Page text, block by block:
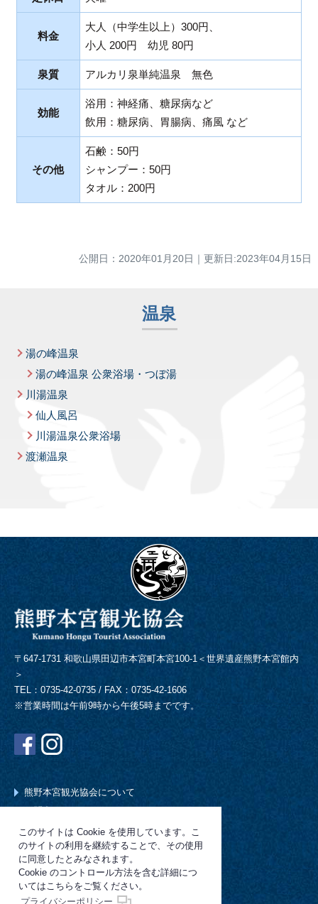
このサイトは Cookie を使用しています。こ
のサイトの利用を継続することで、その使用
に同意したとみなされます。
Cookie のコントロール方法を含む詳細につ
いてはこちらをご覧ください。
プライバシーポリシー
料金
大人（中学生以上）300円、
小人 200円 幼児 80円
泉質 アルカリ泉単純温泉 無色
効能
浴用：神経痛、糖尿病など
飲用：糖尿病、胃腸病、痛風 など
その他
石鹸：50円
シャンプー：50円
タオル：200円
公開日： 2020年01月20日 ｜更新日:2023年04月15日
温泉
湯の峰温泉
湯の峰温泉 公衆浴場・つぼ湯
川湯温泉
仙人風呂
川湯温泉公衆浴場
渡瀬温泉
〒647-1731 和歌山県田辺市本宮町本宮100-1＜世界遺産熊野本宮館内
＞
TEL：0735-42-0735 / FAX：0735-42-1606
※営業時間は午前9時から午後5時までです。
熊野本宮観光協会について
リンク集
プライバシーポリシー
サイトマップ
会員向けページ